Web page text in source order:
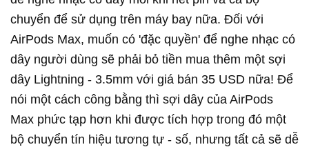
chuyển để sử dụng trên máy bay nữa. Đối với
AirPods Max, muốn có 'đặc quyền' để nghe nhạc có
dây người dùng sẽ phải bỏ tiền mua thêm một sợi
dây Lightning - 3.5mm với giá bán 35 USD nữa! Để
nói một cách công bằng thì sợi dây của AirPods
Max phức tạp hơn khi được tích hợp trong đó một
bộ chuyển tín hiệu tương tự - số, nhưng tất cả sẽ dễ